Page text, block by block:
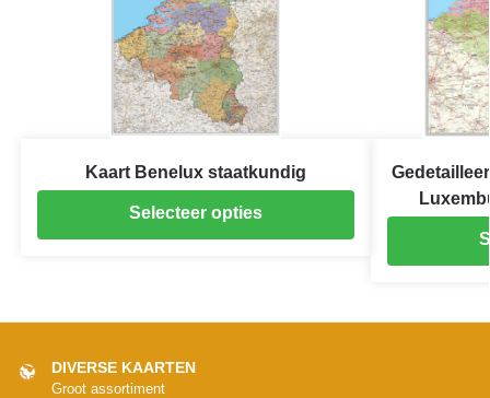
Kaart Benelux staatkundig
Selecteer opties
DIVERSE KAARTEN
Groot assortiment